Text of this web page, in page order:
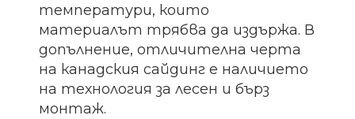
температури, които
материалът трябва да издържа. В
допълнение, отличителна черта
на канадския сайдинг е наличието
на технология за лесен и бърз
монтаж.